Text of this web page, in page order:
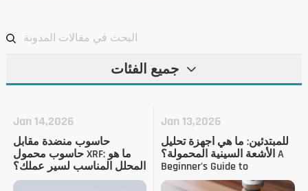
جميع الفئات
Jan 14,2026
حاسوب منضدة مقابل
حاسوب محمول XRF: ما هو
المحلل المناسب لسير عملك؟
Jan 13,2026
للمبتدئين: ما هي أجهزة تحليل
الأشعة السينية المحمولة؟ A
Beginner's Guide to
Elemental Analysis (باللغة